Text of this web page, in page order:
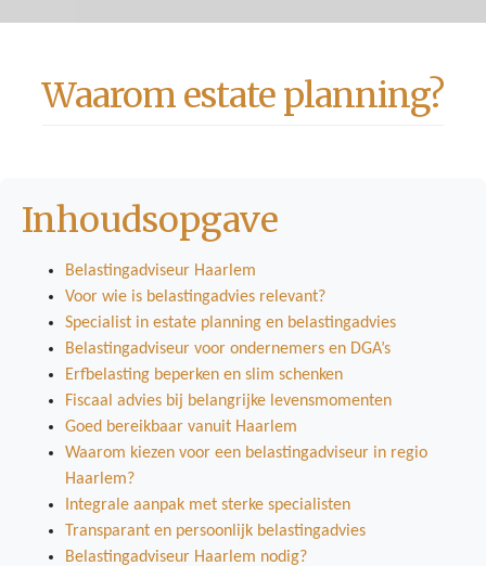
Waarom estate planning?
Inhoudsopgave
Belastingadviseur Haarlem
Voor wie is belastingadvies relevant?
Specialist in estate planning en belastingadvies
Belastingadviseur voor ondernemers en DGA’s
Erfbelasting beperken en slim schenken
Fiscaal advies bij belangrijke levensmomenten
Goed bereikbaar vanuit Haarlem
Waarom kiezen voor een belastingadviseur in regio
Haarlem?
Integrale aanpak met sterke specialisten
Transparant en persoonlijk belastingadvies
Belastingadviseur Haarlem nodig?